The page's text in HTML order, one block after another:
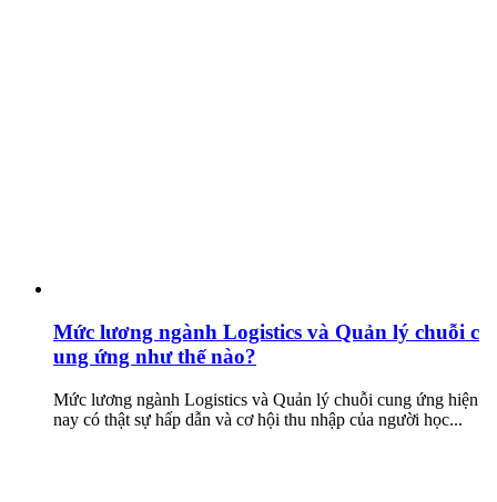
Mức lương ngành Logistics và Quản lý chuỗi c
ung ứng như thế nào?
Mức lương ngành Logistics và Quản lý chuỗi cung ứng hiện
nay có thật sự hấp dẫn và cơ hội thu nhập của người học...